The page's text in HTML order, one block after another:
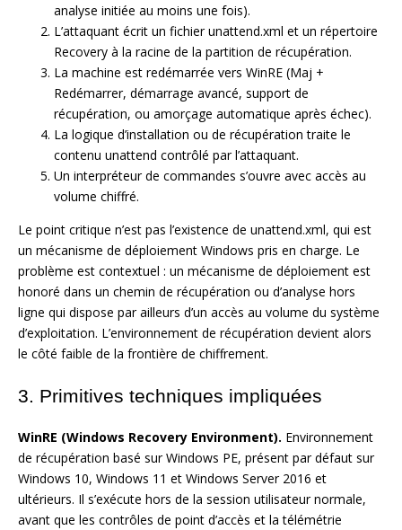
analyse initiée au moins une fois).
L’attaquant écrit un fichier unattend.xml et un répertoire
Recovery à la racine de la partition de récupération.
La machine est redémarrée vers WinRE (Maj +
Redémarrer, démarrage avancé, support de
récupération, ou amorçage automatique après échec).
La logique d’installation ou de récupération traite le
contenu unattend contrôlé par l’attaquant.
Un interpréteur de commandes s’ouvre avec accès au
volume chiffré.
Le point critique n’est pas l’existence de unattend.xml, qui est
un mécanisme de déploiement Windows pris en charge. Le
problème est contextuel : un mécanisme de déploiement est
honoré dans un chemin de récupération ou d’analyse hors
ligne qui dispose par ailleurs d’un accès au volume du système
d’exploitation. L’environnement de récupération devient alors
le côté faible de la frontière de chiffrement.
3. Primitives techniques impliquées
WinRE (Windows Recovery Environment). Environnement
de récupération basé sur Windows PE, présent par défaut sur
Windows 10, Windows 11 et Windows Server 2016 et
ultérieurs. Il s’exécute hors de la session utilisateur normale,
avant que les contrôles de point d’accès et la télémétrie